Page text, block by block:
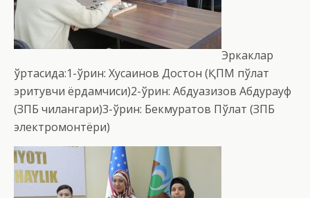
Эркаклар
ўртасида:1-ўрин: Хусаинов Достон (ҚПМ пўлат
эритувчи ёрдамчиси)2-ўрин: Абдуазизов Абдурауф
(ЗПБ чилангари)3-ўрин: Бекмуратов Пўлат (ЗПБ
электромонтёри)